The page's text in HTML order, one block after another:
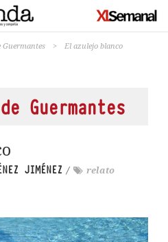
Guermantes > El azulejo blanco
Guermantes
JIMÉNEZ / relato